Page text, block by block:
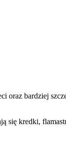
oraz bardziej
się kredki,